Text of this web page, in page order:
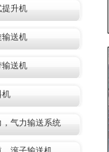
提升机
输送机
输送机
机
，气力输送系统